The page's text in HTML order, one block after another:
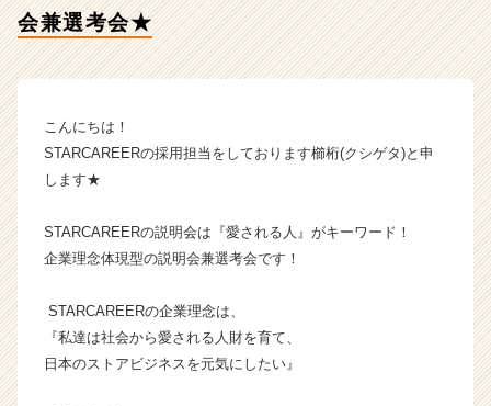
の
ム
イ
|
ベ
ン
会兼選考会★
こんにちは！
STARCAREERの採用担当をしております櫛桁(クシゲタ)と申
します★
STARCAREERの説明会は『愛される人』がキーワード！
企業理念体現型の説明会兼選考会です！
STARCAREERの企業理念は、
『私達は社会から愛される人財を育て、
日本のストアビジネスを元気にしたい』